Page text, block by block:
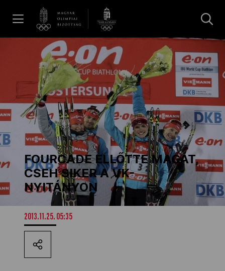
Hírek
Galéria
Dakar 2026
Los Angeles 2028
MOB
Kettőskarrier-program
FOURCADE ELLŐTTE MAGÁT,
CSEH SIKER A VK-
NYITÁNYON
2013.11.25. 05:35